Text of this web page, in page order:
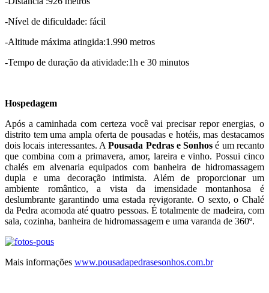
-Nível de dificuldade: fácil
-Altitude máxima atingida:1.990 metros
-Tempo de duração da atividade:1h e 30 minutos
Hospedagem
Após a caminhada com certeza você vai precisar repor energias, o
distrito tem uma ampla oferta de pousadas e hotéis, mas destacamos
dois locais interessantes. APousada Pedras e Sonhos é um recanto
que combina com a primavera, amor, lareira e vinho. Possui cinco
chalés em alvenaria equipados com banheira de hidromassagem
dupla e uma decoração intimista. Além de proporcionar um
ambiente romântico, a vista da imensidade montanhosa é
deslumbrante garantindo uma estada revigorante. O sexto, o Chalé
da Pedra acomoda até quatro pessoas. É totalmente de madeira, com
sala, cozinha, banheira de hidromassagem e uma varanda de 360º.
Mais informações www.pousadapedrasesonhos.com.br